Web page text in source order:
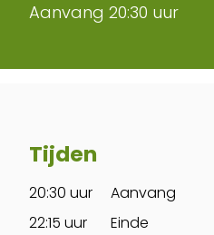
Aanvang 20:30 uur
Tijden
20:30 uur
Aanvang
22:15 uur
Einde